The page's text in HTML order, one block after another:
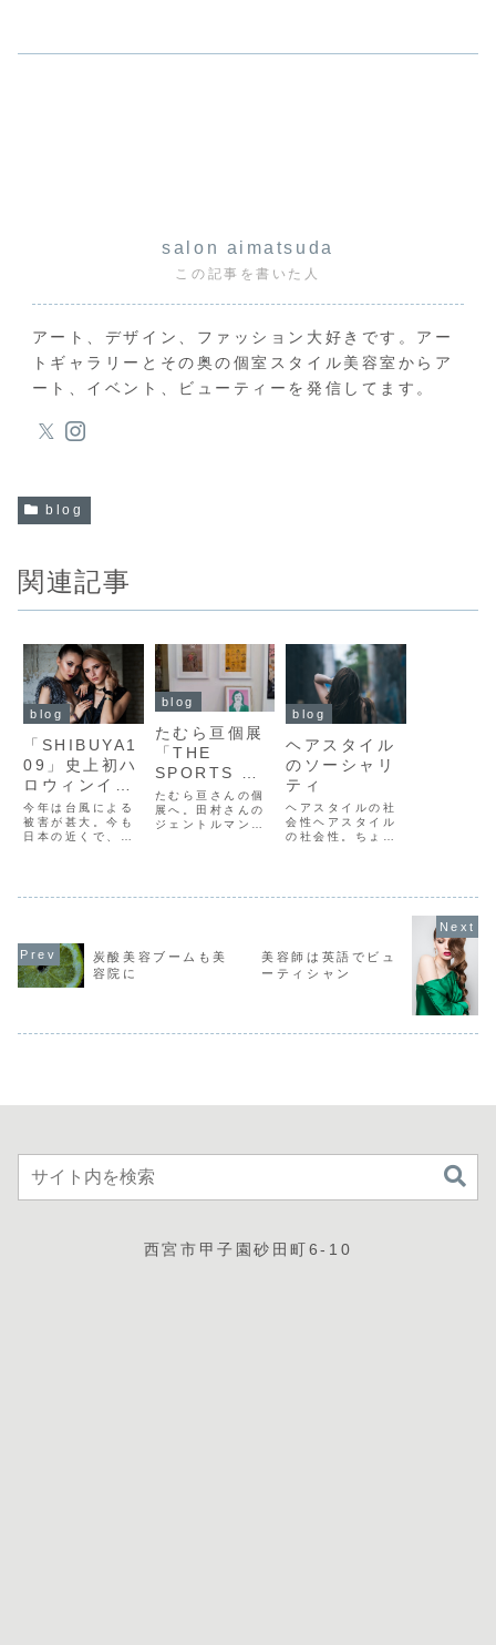
salon aimatsuda
この記事を書いた人
アート、デザイン、ファッション大好きです。アー
トギャラリーとその奥の個室スタイル美容室からア
ート、イベント、ビューティーを発信してます。
blog
関連記事
blog
「SHIBUYA1
09」史上初ハ
ロウィンイベ
ントが延期に
今年は台風による
被害が甚大。今も
日本の近くで、2
ん中止や延期。
になってしまいま
した。モデルさん
たちのスケジュー
blog
たむら亘個展
「THE
SPORTS WE
LOVED 」行
ってきまし
た。
たむら亘さんの個
展へ。田村さんの
ジェントルマンは
ィニケタ」デザイ
blog
ヘアスタイル
のソーシャリ
ティ
ヘアスタイルの社
会性ヘアスタイル
の社会性。ちょっ
のは、それに道徳
います。メイクで
無茶をする人っ
て、少ないですよ
炭酸美容ブームも美
容院に
美容師は英語でビュ
ーティシャン
西宮市甲子園砂田町6-10